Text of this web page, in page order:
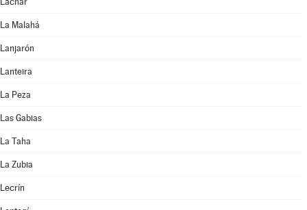
La Malahá
Lanjarón
Lanteira
La Peza
Las Gabias
La Taha
La Zubia
Lecrín